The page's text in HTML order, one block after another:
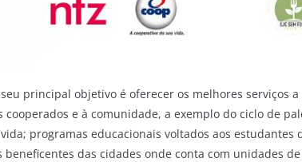
principal objetivo é oferecer os melhores serviços
cooperados e à comunidade, a exemplo do ciclo de
programas educacionais voltados aos
beneficentes das cidades onde conta com unidades